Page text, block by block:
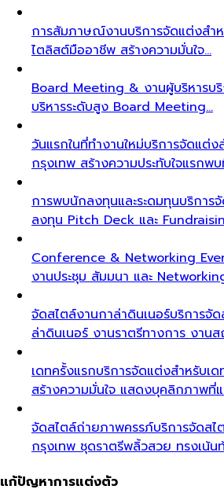
การสัมภาษณ์งานบริการจัดแต่งส
ไตลิสต์มืออาชีพ สร้างความมั่นใจ…
Board Meeting & งานผู้บริหารบ
บริหารระดับสูง Board Meeting…
วันแรกในที่ทำงานใหม่บริการจัดแต่ง
กรุงเทพ สร้างความประทับใจแรกพ
การพบนักลงทุนและระดมทุนบริการ
ลงทุน Pitch Deck และ
Conference & Networking
งานประชุม สัมมนา และ
จัดสไตล์งานกาล่าดินเนอร์บริการจั
ล่าดินเนอร์ งานราตรีทางการ งาน
เดทครั้งแรกบริการจัดแต่งสำหรับเ
สร้างความมั่นใจ แสดงบุคลิกภาพที่
จัดสไตล์ถ่ายภาพครรภ์บริการจัดส
กรุงเทพ ชุดราตรีพลิ้วสวย ทรงเน้
แก้ปัญหาการแต่งตัว